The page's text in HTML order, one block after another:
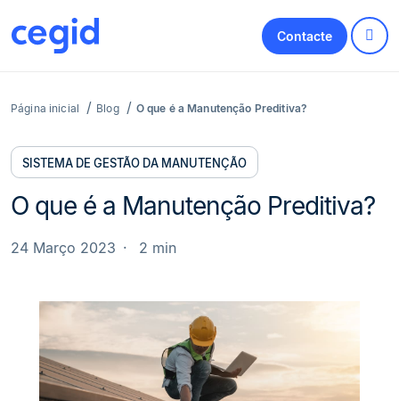
Contacte
Página inicial Blog O que é a Manutenção Preditiva?
SISTEMA DE GESTÃO DA MANUTENÇÃO
O que é a Manutenção Preditiva?
24 Março 2023 2 min